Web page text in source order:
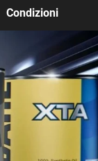
Condizioni